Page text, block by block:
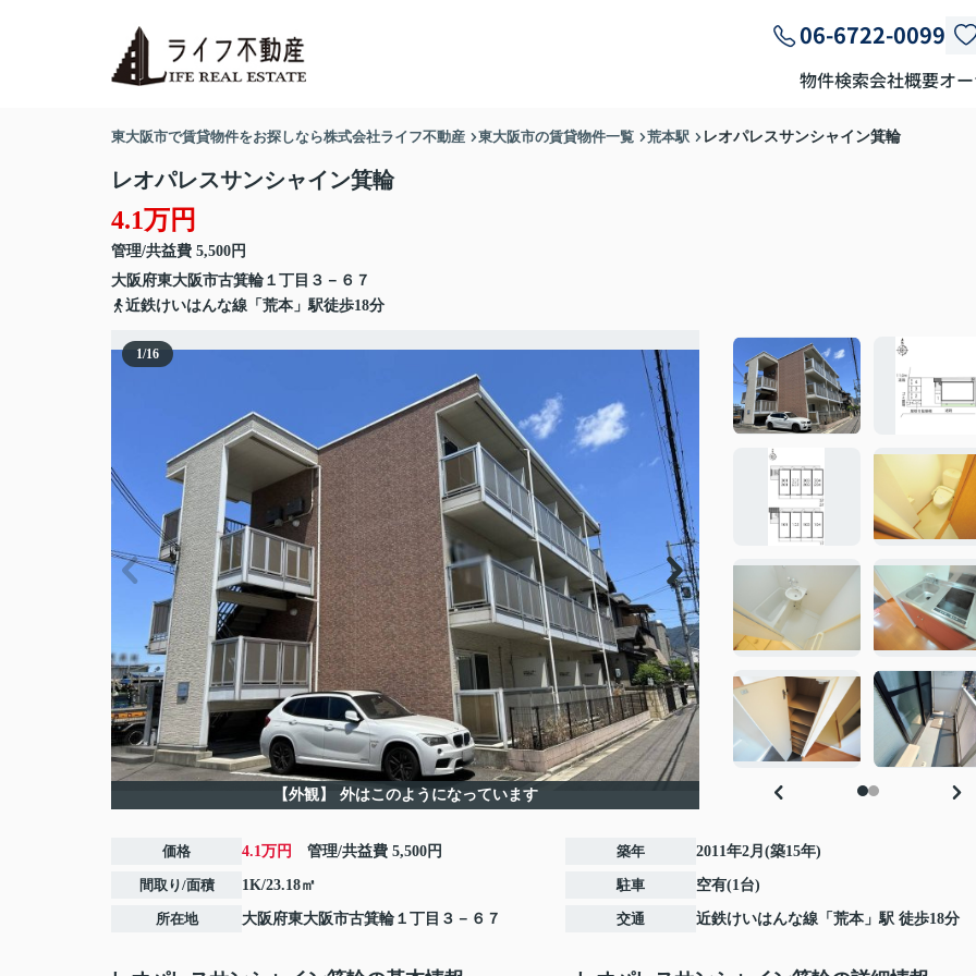
06-6722-0099
物件検索会社概要オ
東大阪市で賃貸物件をお探しなら株式会社ライフ不動産 東大阪市の賃貸物件一覧 荒本駅 レオパレスサンシャイン箕輪
レオパレスサンシャイン箕輪
4.1万円
管理/共益費 5,500円
大阪府東大阪市古箕輪 １丁目３－６７
近鉄けいはんな線「荒本」駅徒歩18分
1/16
【外観】 外はこのようになっています
価格 4.1万円 管理/共益費 5,500円
間取り/面積 1K/23.18㎡
所在地 大阪府東大阪市古箕輪 １丁目３－６７
築年 2011年2月(築15年)
駐車 空有(1台)
交通 近鉄けいはんな線 「 荒本 」駅 徒歩18分